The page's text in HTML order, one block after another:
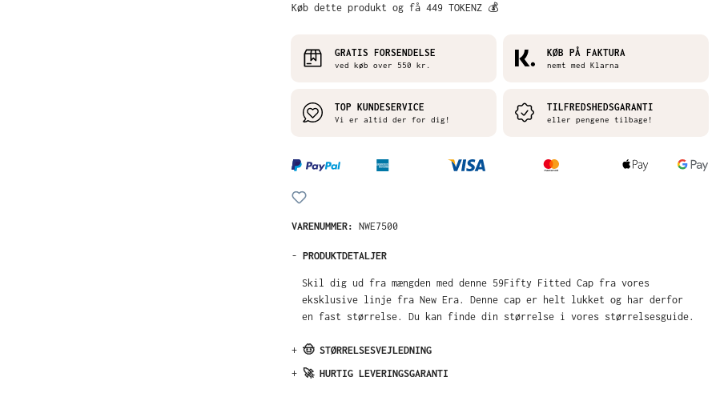
Køb dette produkt og få 449 TOKENZ 💰
GRATIS FORSENDELSE
ved køb over 550 kr.
KØB PÅ FAKTURA
nemt med Klarna
TOP KUNDESERVICE
Vi er altid der for dig!
TILFREDSHEDSGARANTI
eller pengene tilbage!
VARENUMMER: NWE7500
- PRODUKTDETALJER
Skil dig ud fra mængden med denne 59Fifty Fitted Cap fra vores
eksklusive linje fra New Era. Denne cap er helt lukket og har derfor
en fast størrelse. Du kan finde din størrelse i vores størrelsesguide.
+ 🤠 STØRRELSESVEJLEDNING
+ 🚀 HURTIG LEVERINGSGARANTI